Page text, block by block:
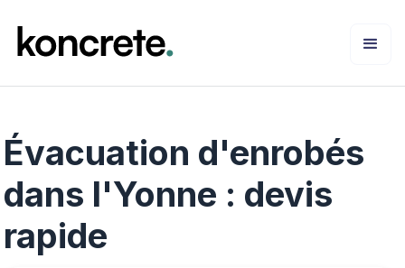
Évacuation d'enrobés
dans l'Yonne : devis
rapide